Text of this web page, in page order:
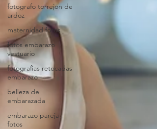
fotografo torrejon de
ardoz
maternidad fotos
fotos embarazo
vestuario
fotografias retocadas
embarazo
belleza de
embarazada
embarazo pareja
fotos